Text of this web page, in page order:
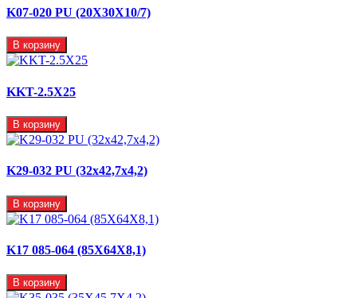
K07-020 PU (20X30X10/7)
В корзину
KKT-2.5X25
В корзину
K29-032 PU (32x42,7x4,2)
В корзину
K17 085-064 (85X64X8,1)
В корзину